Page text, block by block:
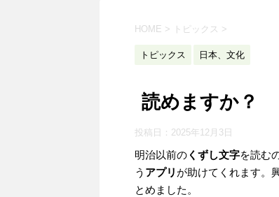
HOME > トピックス >
トピックス 日本、文化
読めますか？
投稿日： 2025年12月3日
明治以前の くずし文字を読む
う アプリ が助けてくれます。
とめました。